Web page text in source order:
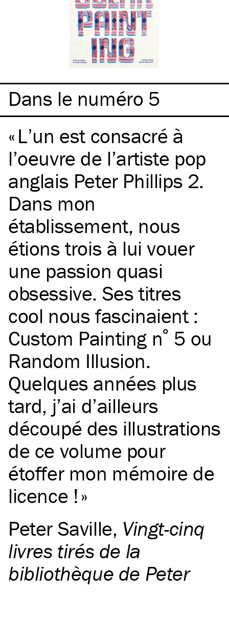
Dans le numéro 5
L’un est consacré à
l’oeuvre de l’artiste pop
anglais Peter Phillips 2.
Dans mon
établissement, nous
étions trois à lui vouer
une passion quasi
obsessive. Ses titres
cool nous fascinaient :
Custom Painting n˚ 5 ou
Random Illusion.
Quelques années plus
tard, j’ai d’ailleurs
découpé des illustrations
de ce volume pour
étoffer mon mémoire de
licence !
Peter Saville, Vingt-cinq
livres tirés de la
bibliothèque de Peter